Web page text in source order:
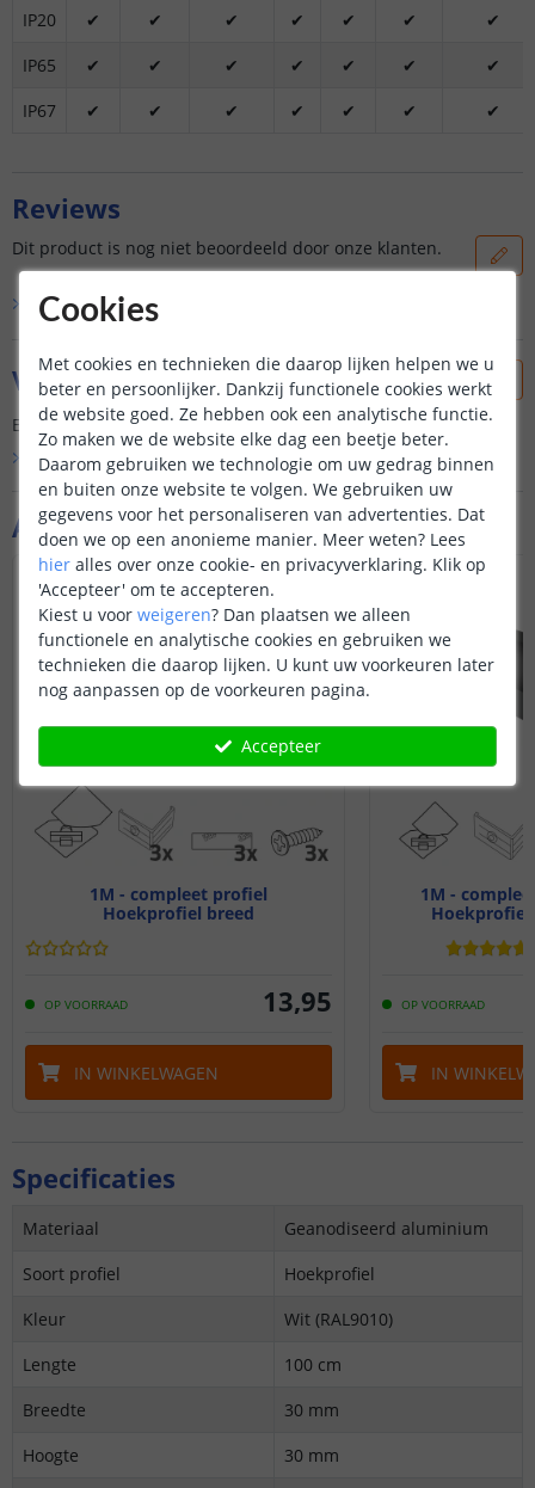
IP20 ✔ ✔ ✔ ✔ ✔ ✔
✔
IP65
✔ ✔ ✔ ✔ ✔ ✔
✔
IP67
✔ ✔ ✔ ✔ ✔ ✔ ✔
Aanvullende producten
1M - compleet profiel
Hoekprofiel breed
OP VOORRAAD 13,95
IN WINKELWAGEN
1M -
OP VOORRAAD
IN
Reviews
Dit product is nog niet beoordeeld door onze klanten.
Bekijk alle 0 reviews
Vraag & antwoord
Er is nog geen vraag gesteld over dit product.
Bekijk alle Vraag & antwoord
Specificaties
Materiaal
Geanodiseerd aluminium
Soort profiel
Hoekprofiel
Kleur
Wit (RAL9010)
Lengte
100 cm
Breedte
30 mm
Hoogte
30 mm
Cookies
Met cookies en technieken die daarop lijken helpen we u
beter en persoonlijker. Dankzij functionele cookies werkt
de website goed. Ze hebben ook een analytische functie.
Zo maken we de website elke dag een beetje beter.
Daarom gebruiken we technologie om uw gedrag binnen
en buiten onze website te volgen. We gebruiken uw
gegevens voor het personaliseren van advertenties. Dat
doen we op een anonieme manier. Meer weten? Lees
hier alles over onze cookie- en privacyverklaring. Klik op
'Accepteer' om te accepteren.
Kiest u voor weigeren? Dan plaatsen we alleen
functionele en analytische cookies en gebruiken we
technieken die daarop lijken. U kunt uw voorkeuren later
nog aanpassen op de voorkeuren pagina.
Accepteer